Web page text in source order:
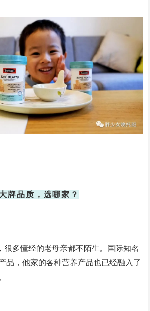
大牌品质，选哪家？
很多懂经的老母亲都不陌生。国际知名
品，他家的各种营养产品也已经融入了